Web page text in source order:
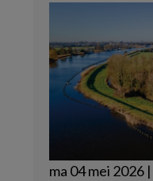
ma 04 mei 2026